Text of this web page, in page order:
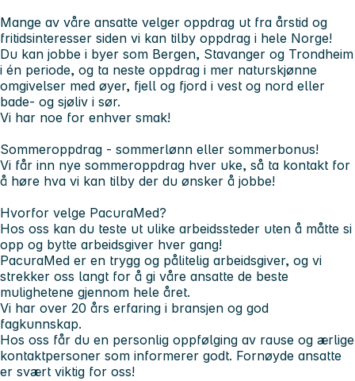
Mange av våre ansatte velger oppdrag ut fra årstid og
fritidsinteresser siden vi kan tilby oppdrag i hele Norge!
Du kan jobbe i byer som Bergen, Stavanger og Trondheim
i én periode, og ta neste oppdrag i mer naturskjønne
omgivelser med øyer, fjell og fjord i vest og nord eller
bade- og sjøliv i sør.
Vi har noe for enhver smak!
Sommeroppdrag - sommerlønn eller sommerbonus!
Vi får inn nye sommeroppdrag hver uke, så ta kontakt for
å høre hva vi kan tilby der du ønsker å jobbe!
Hvorfor velge PacuraMed?
Hos oss kan du teste ut ulike arbeidssteder uten å måtte si
opp og bytte arbeidsgiver hver gang!
PacuraMed er en trygg og pålitelig arbeidsgiver, og vi
strekker oss langt for å gi våre ansatte de beste
mulighetene gjennom hele året.
Vi har over 20 års erfaring i bransjen og god
fagkunnskap.
Hos oss får du en personlig oppfølging av rause og ærlige
kontaktpersoner som informerer godt. Fornøyde ansatte
er svært viktig for oss!